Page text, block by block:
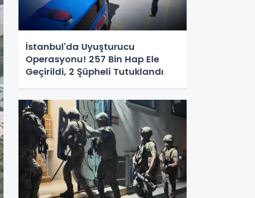
İstanbul'da Uyuşturucu
Operasyonu! 257 Bin Hap Ele
Geçirildi, 2 Şüpheli Tutuklandı